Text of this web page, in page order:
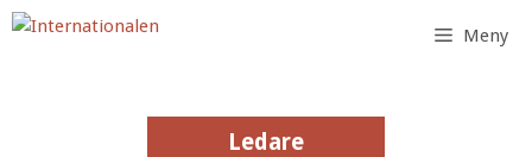
Hoppa
Meny
Ledare
Ledare